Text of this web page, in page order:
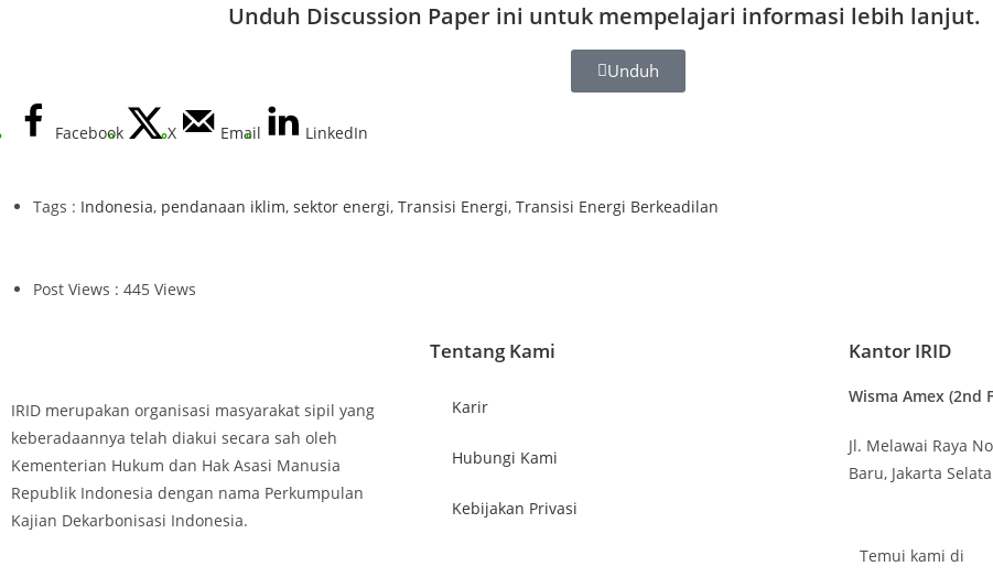
Unduh Discussion Paper ini untuk mempelajari informasi lebih lanjut.
Unduh
Facebook X Email LinkedIn
Tags : Indonesia, pendanaan iklim, sektor energi, Transisi Energi, Transisi Energi Berkeadilan
Post Views : 445 Views
IRID merupakan organisasi masyarakat sipil yang
keberadaannya telah diakui secara sah oleh
Kementerian Hukum dan Hak Asasi Manusia
Republik Indonesia dengan nama Perkumpulan
Kajian Dekarbonisasi Indonesia.
Tentang Kami
Karir
Hubungi Kami
Kebijakan Privasi
Kantor IRID
Wisma Amex (2nd
Jl. Melawai Raya
Baru, Jakarta
Temui kami di